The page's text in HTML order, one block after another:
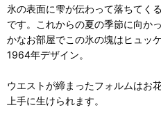
氷の表面に雫が伝わって落ちてく
です。これからの夏の季節に向か
かなお部屋でこの氷の塊はヒュッ
1964年デザイン。
ウエストが締まったフォルムはお
上手に生けられます。